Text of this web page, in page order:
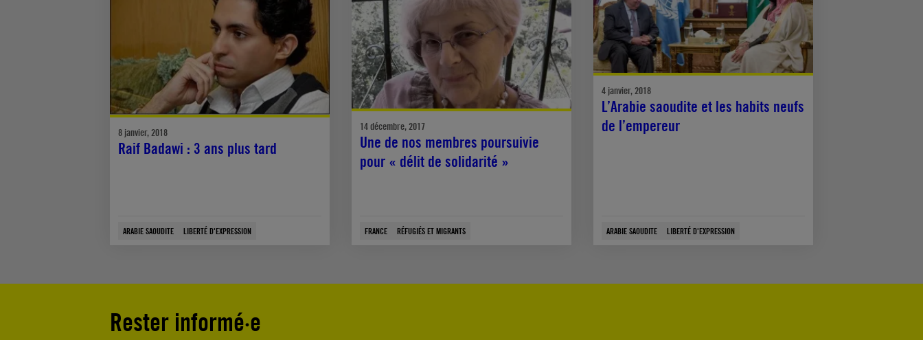
8 janvier, 2018
Raif Badawi : 3 ans plus tard
ARABIE SAOUDITE LIBERTÉ D'EXPRESSION
14 décembre, 2017
Une de nos membres poursuivie
pour « délit de solidarité »
FRANCE RÉFUGIÉS ET MIGRANTS
4 janvier, 2018
L’Arabie saoudite et les habits neufs
de l’empereur
ARABIE SAOUDITE LIBERTÉ D'EXPRESSION
Rester informé·e